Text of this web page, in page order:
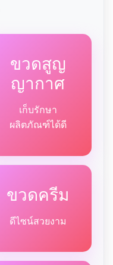
ขวดสูญ
ญากาศ
เก็บรักษา
ผลิตภัณฑ์ได้ดี
ขวดครีม
ดีไซน์สวยงาม